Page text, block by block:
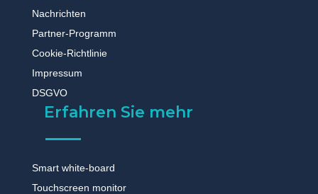
Nachrichten
Partner-Programm
Cookie-Richtlinie
Impressum
DSGVO
Erfahren Sie mehr
Smart white-board
Touchscreen monitor